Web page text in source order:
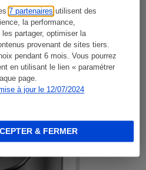
7 partenaires utilisent des
la performance,
partager, optimiser la
provenant de sites tiers.
pendant 6 mois. Vous pourrez
en utilisant le lien « paramétrer
page.
à jour le 12/07/2024
& FERMER